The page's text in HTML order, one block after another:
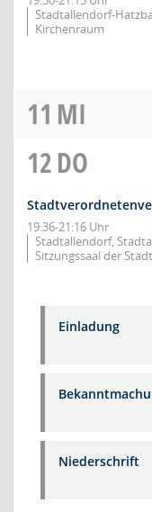
Stadtallendorf-
Kirchenraum
11 MI
12DO
19:36-21:16 Uhr
Stadtallendorf,
Sitzungssaal der
Einladung
Niederschrift